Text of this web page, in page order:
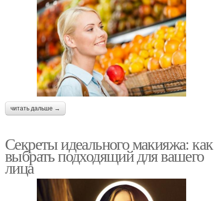
читать дальше →
Секреты идеального макияжа: как
выбрать подходящий для вашего
лица